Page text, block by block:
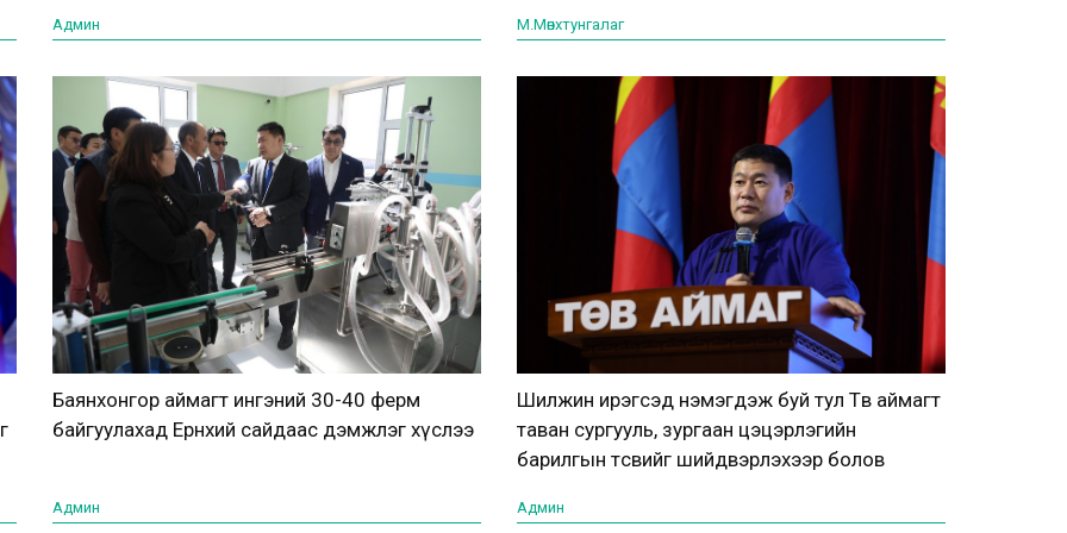
Админ М.Мөнхтунгалаг
Баянхонгор аймагт ингэний 30-40 ферм
байгуулахад Ерөнхий сайдаас дэмжлэг хүслээ
Админ
Шилжин ирэгсэд нэмэгдэж буй тул Төв аймагт
таван сургууль, зургаан цэцэрлэгийн
барилгын төсвийг шийдвэрлэхээр болов
Админ